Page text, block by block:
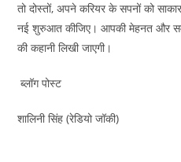
तो दोस्तों, अपने करियर के सपनों को
नई शुरुआत कीजिए। आपकी मेहनत और
की कहानी लिखी जाएगी।
ब्लॉग पोस्ट
शालिनी सिंह (रेडियो जॉकी)